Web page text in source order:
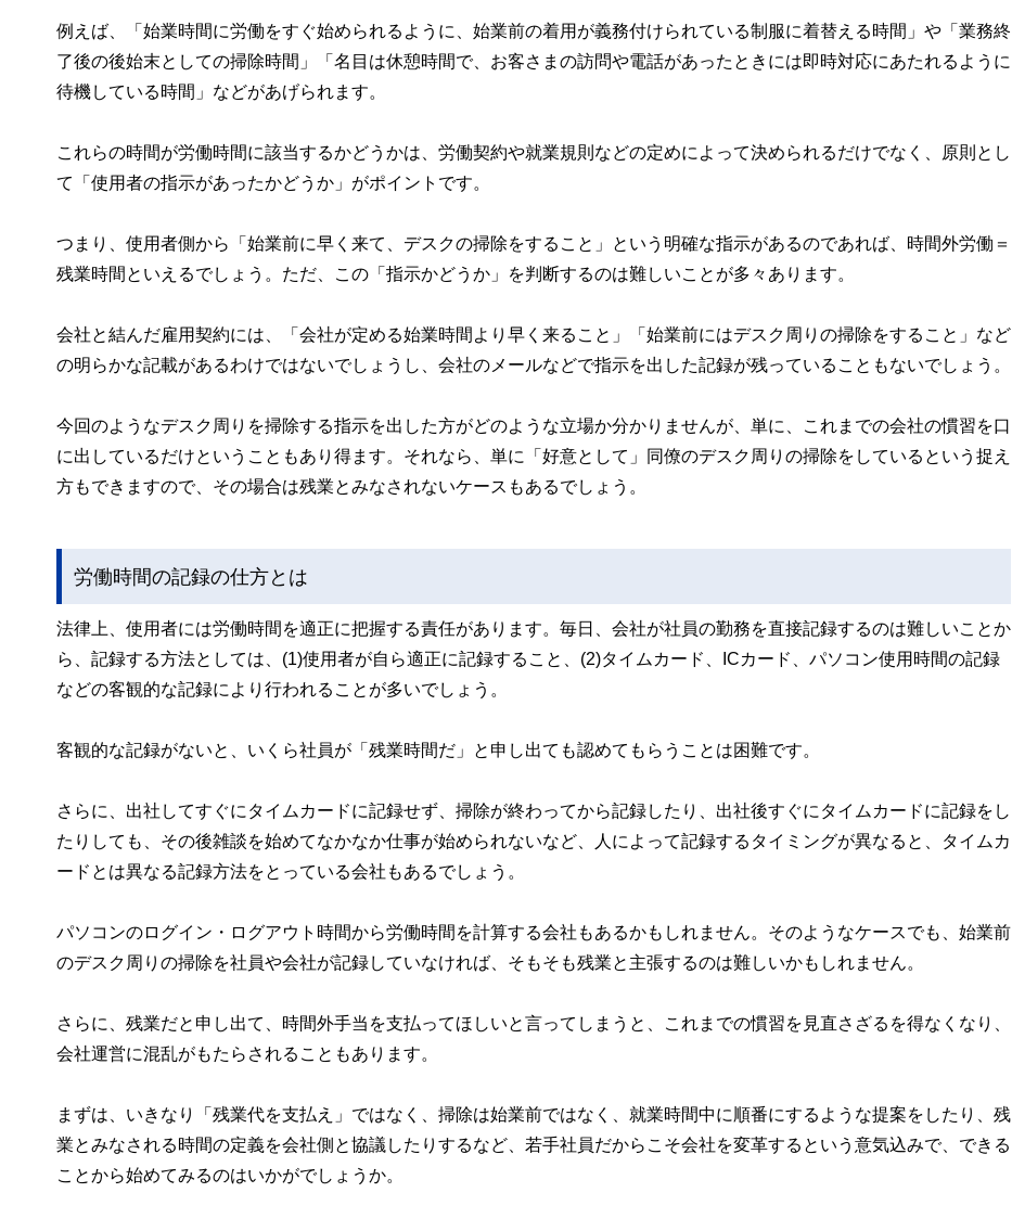
例えば、「始業時間に労働をすぐ始められるように、始業前の着用が義務付けられている制服に着替える時間」や「業務終
了後の後始末としての掃除時間」「名目は休憩時間で、お客さまの訪問や電話があったときには即時対応にあたれるように
待機している時間」などがあげられます。
これらの時間が労働時間に該当するかどうかは、労働契約や就業規則などの定めによって決められるだけでなく、原則とし
て「使用者の指示があったかどうか」がポイントです。
つまり、使用者側から「始業前に早く来て、デスクの掃除をすること」という明確な指示があるのであれば、時間外労働＝
残業時間といえるでしょう。ただ、この「指示かどうか」を判断するのは難しいことが多々あります。
会社と結んだ雇用契約には、「会社が定める始業時間より早く来ること」「始業前にはデスク周りの掃除をすること」など
の明らかな記載があるわけではないでしょうし、会社のメールなどで指示を出した記録が残っていることもないでしょう。
今回のようなデスク周りを掃除する指示を出した方がどのような立場か分かりませんが、単に、これまでの会社の慣習を口
に出しているだけということもあり得ます。それなら、単に「好意として」同僚のデスク周りの掃除をしているという捉え
方もできますので、その場合は残業とみなされないケースもあるでしょう。
労働時間の記録の仕方とは
法律上、使用者には労働時間を適正に把握する責任があります。毎日、会社が社員の勤務を直接記録するのは難しいことか
ら、記録する方法としては、(1)使用者が自ら適正に記録すること、(2)タイムカード、ICカード、パソコン使用時間の記録
などの客観的な記録により行われることが多いでしょう。
客観的な記録がないと、いくら社員が「残業時間だ」と申し出ても認めてもらうことは困難です。
さらに、出社してすぐにタイムカードに記録せず、掃除が終わってから記録したり、出社後すぐにタイムカードに記録をし
たりしても、その後雑談を始めてなかなか仕事が始められないなど、人によって記録するタイミングが異なると、タイムカ
ードとは異なる記録方法をとっている会社もあるでしょう。
パソコンのログイン・ログアウト時間から労働時間を計算する会社もあるかもしれません。そのようなケースでも、始業前
のデスク周りの掃除を社員や会社が記録していなければ、そもそも残業と主張するのは難しいかもしれません。
さらに、残業だと申し出て、時間外手当を支払ってほしいと言ってしまうと、これまでの慣習を見直さざるを得なくなり、
会社運営に混乱がもたらされることもあります。
まずは、いきなり「残業代を支払え」ではなく、掃除は始業前ではなく、就業時間中に順番にするような提案をしたり、残
業とみなされる時間の定義を会社側と協議したりするなど、若手社員だからこそ会社を変革するという意気込みで、できる
ことから始めてみるのはいかがでしょうか。